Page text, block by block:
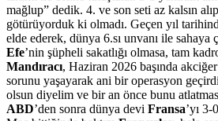
mağlup” dedik. 4. ve son seti az kalsın
götürüyorduk ki olmadı. Geçen yıl
elde ederek, dünya 6.sı unvanı ile sahaya
Efe’nin şüpheli sakatlığı olmasa, tam
Mandıracı, Haziran 2026 başında
sorunu yaşayarak ani bir operasyon
olsun diyelim ve bir an önce bunu
ABD’den sonra dünya devi Fransa’yı